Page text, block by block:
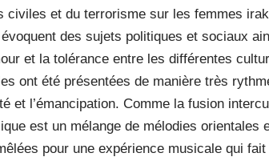
civiles et du terrorisme sur les femmes
des sujets politiques et sociaux
et la tolérance entre les différentes
ont été présentées de manière très
et l’émancipation. Comme la fusion
est un mélange de mélodies orientales
pour une expérience musicale qui